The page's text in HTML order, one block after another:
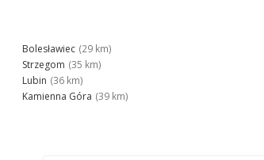
Bolesławiec (29 km)
Strzegom (35 km)
Lubin (36 km)
Kamienna Góra (39 km)